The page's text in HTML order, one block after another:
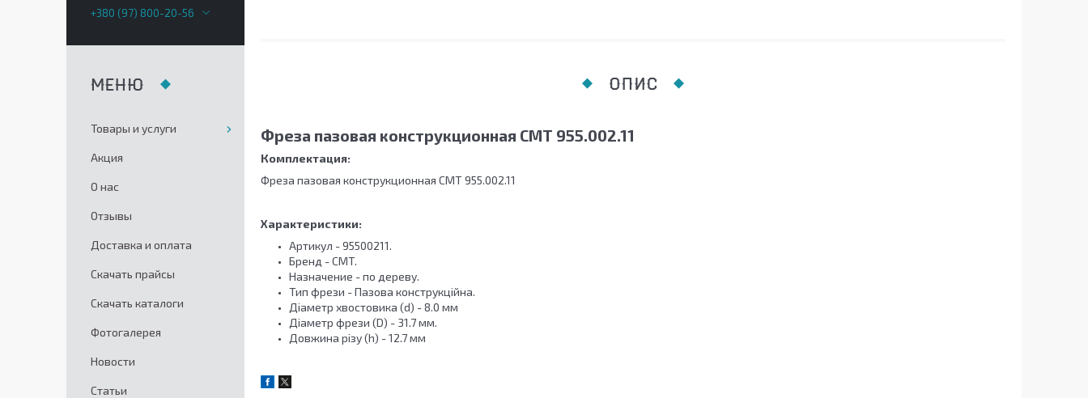
ОПИС
Фреза пазовая конструкционная СМТ 955.002.11
Комплектация:
Фреза пазовая конструкционная СМТ 955.002.11
Характеристики:
Артикул - 95500211.
Бренд - CMT.
Назначение - по дереву.
Тип фрези - Пазова конструкційна.
Діаметр хвостовика (d) - 8.0 мм
Діаметр фрези (D) - 31.7 мм.
Довжина різу (h) - 12.7 мм
+380 (97) 800-20-56
Товары и услуги
Акция
О нас
Отзывы
Доставка и оплата
Скачать прайсы
Скачать каталоги
Фотогалерея
Новости
Статьи